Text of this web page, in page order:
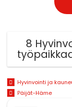
8
Hyvinvointi ja
Päijät-Häme